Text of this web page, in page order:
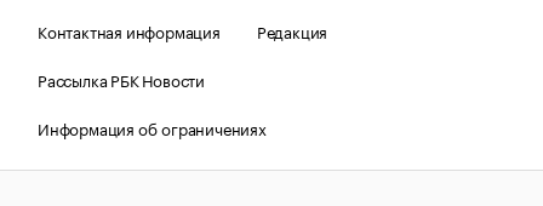
Контактная информация
Редакция
Рассылка РБК Новости
Информация об ограничениях
Правовая информация
О соблюдении авторских прав